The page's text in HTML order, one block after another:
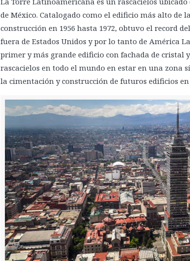
de México. Catalogado como el edificio más alto de
construcción en 1956 hasta 1972, obtuvo el record
fuera de Estados Unidos y por lo tanto de América
primer y más grande edificio con fachada de
rascacielos en todo el mundo en estar en una zona
la cimentación y construcción de futuros edificios